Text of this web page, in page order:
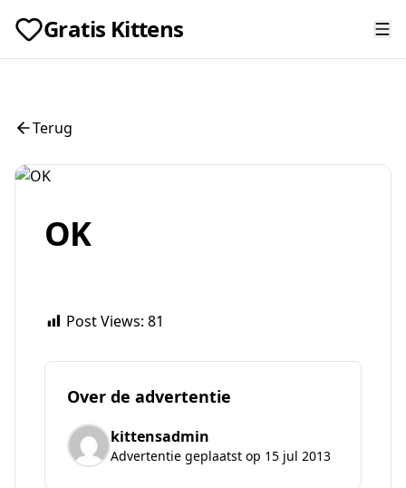
Gratis Kittens
Terug
OK
Post Views: 81
Over de advertentie
kittensadmin
Advertentie geplaatst op 15 jul 2013